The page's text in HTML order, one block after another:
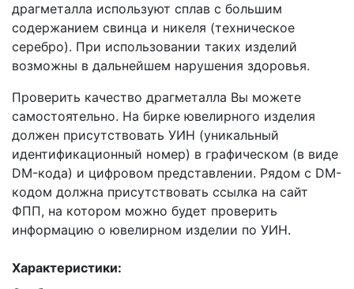
драгметалла используют сплав с большим
содержанием свинца и никеля (техническое
серебро). При использовании таких изделий
возможны в дальнейшем нарушения здоровья.
Проверить качество драгметалла Вы можете
самостоятельно. На бирке ювелирного изделия
должен присутствовать УИН (уникальный
идентификационный номер) в графическом (в виде
DM-кода) и цифровом представлении. Рядом с DM-
кодом должна присутствовать ссылка на сайт
ФПП, на котором можно будет проверить
информацию о ювелирном изделии по УИН.
Характеристики: